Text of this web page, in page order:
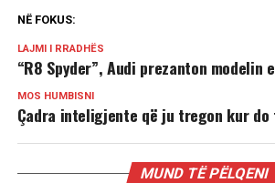
NË FOKUS:
LAJMI I RRADHËS
“R8 Spyder”, Audi prezanton modelin
MOS HUMBISNI
Çadra inteligjente që ju tregon kur do
MUND TË PËLQENI